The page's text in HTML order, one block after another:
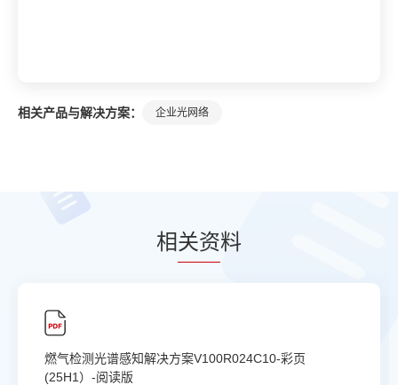
相关产品与解决方案： 企业光网络
相关资料
燃气检测光谱感知解决方案V100R024C10-彩页
(25H1）-阅读版